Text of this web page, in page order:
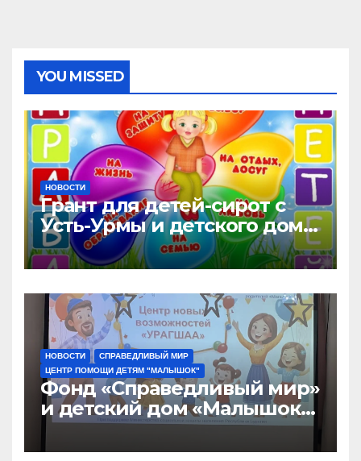
YOU MISSED
НОВОСТИ
Грант для детей-сирот с
Усть-Урмы и детского дома
«Малышок»
НОВОСТИ
СПРАВЕДЛИВЫЙ МИР
ЦЕНТР ПОМОЩИ ДЕТЯМ "МАЛЫШОК"
Фонд «Справедливый мир»
и детский дом «Малышок»
открыли центр новых
возможностей «УРАГШАА»